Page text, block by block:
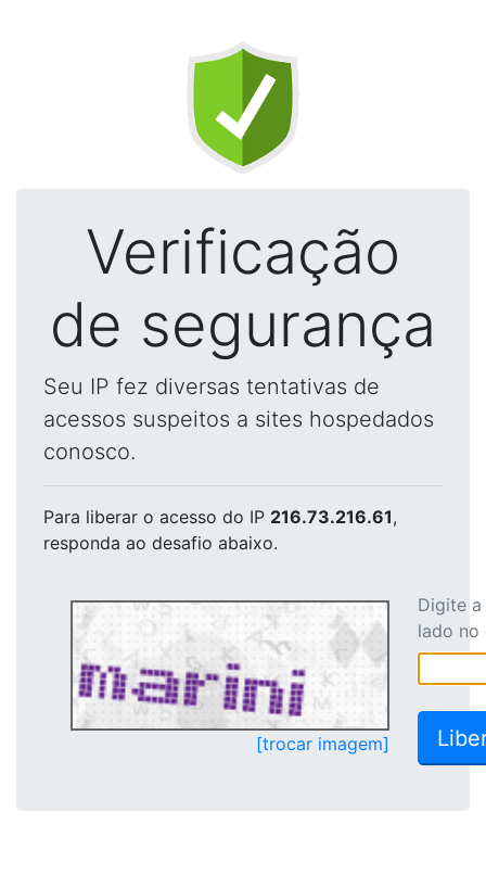
Verificação
de segurança
Seu IP fez diversas tentativas de
acessos suspeitos a sites hospedados
conosco.
Para liberar o acesso do IP 216.73.216.61,
responda ao desafio abaixo.
[trocar imagem]
Digite
lado no